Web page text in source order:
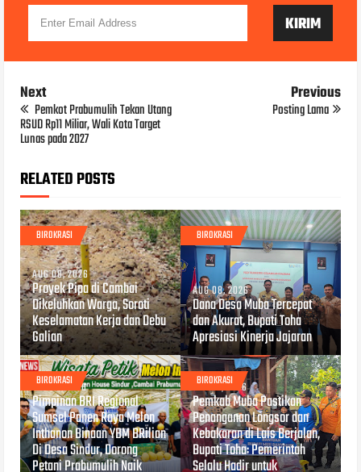
Next
Pemkot Prabumulih Tekan Utang
RSUD Rp11 Miliar, Wali Kota Target
Lunas pada 2027
Previous
Posting Lama
RELATED POSTS
BIROKRASI
AUG 08, 2026
Proyek Pipa di Cambai
Dikeluhkan Warga, Soroti
Keselamatan Kerja dan Debu
Galian
BIROKRASI
AUG 08, 2026
Dana Desa Muba Tercepat
dan Akurat, Bupati Toha
Apresiasi Kinerja Jajaran
BIROKRASI
AUG 07, 2026
Pimpinan BRI Regional
Sumsel Panen Raya Melon
Inthanon Binaan YBM BRilian
Di Desa Sindur, Dorong
Petani Prabumulih Naik
BIROKRASI
AUG 07, 2026
Pemkab Muba Pastikan
Penanganan Longsor dan
Kebakaran di Lais Berjalan,
Bupati Toha: Pemerintah
Selalu Hadir untuk